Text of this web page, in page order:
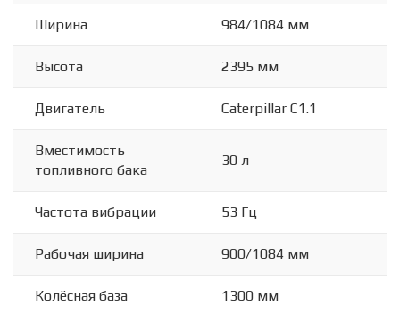
Ширина 984/1084 мм
Высота 2395 мм
Двигатель Caterpillar C1.1
Вместимость
топливного бака
30 л
Частота вибрации 53 Гц
Рабочая ширина 900/1084 мм
Колёсная база 1300 мм